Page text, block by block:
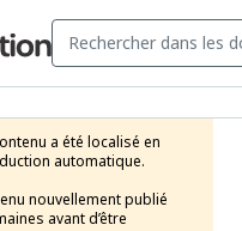
a été localisé en
automatique.
nouvellement publié
avant d’être